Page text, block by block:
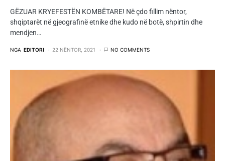
GËZUAR KRYEFESTËN KOMBËTARE! Në çdo fillim nëntor,
shqiptarët në gjeografinë etnike dhe kudo në botë, shpirtin dhe
mendjen…
NGA EDITORI 22 NËNTOR, 2021 NO COMMENTS